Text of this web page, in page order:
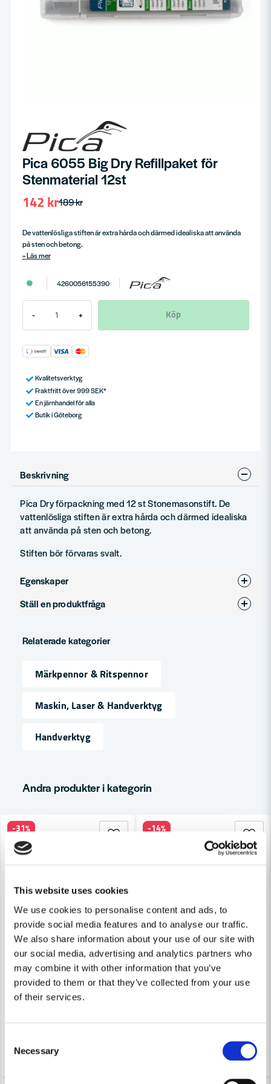
This website uses cookies
We use cookies to personalise content and ads, to
provide social media features and to analyse our traffic.
We also share information about your use of our site with
our social media, advertising and analytics partners who
may combine it with other information that you’ve
provided to them or that they’ve collected from your use
of their services.
Selection
Necessary
Pica 6055 Big Dry Refillpaket för
Stenmaterial 12st
189 kr
142 kr
De vattenlösliga stiften är extra hårda och därmed idealiska att använda
på sten och betong.
Läs mer
4260056155390
- + Köp
Kvalitetsverktyg
Fraktfritt över 999 SEK*
En järnhandel för alla
Butik i Göteborg
Beskrivning
Pica Dry förpackning med 12 st Stonemasonstift. De
vattenlösliga stiften är extra hårda och därmed idealiska
att använda på sten och betong.
Stiften bör förvaras svalt.
Egenskaper
Produkttyp
Ställ en produktfråga
Fråga oss något om denna produkten...
Namn
email
Skicka fråga
Relaterade kategorier
Märkpennor & Ritspennor
Maskin, Laser & Handverktyg
Handverktyg
Andra produkter i kategorin
PICA-MARKER
Pica VISOR Märkpenna Gul
-31%
PICA-MARKER
Pica Classic Permanent Svart
-14%